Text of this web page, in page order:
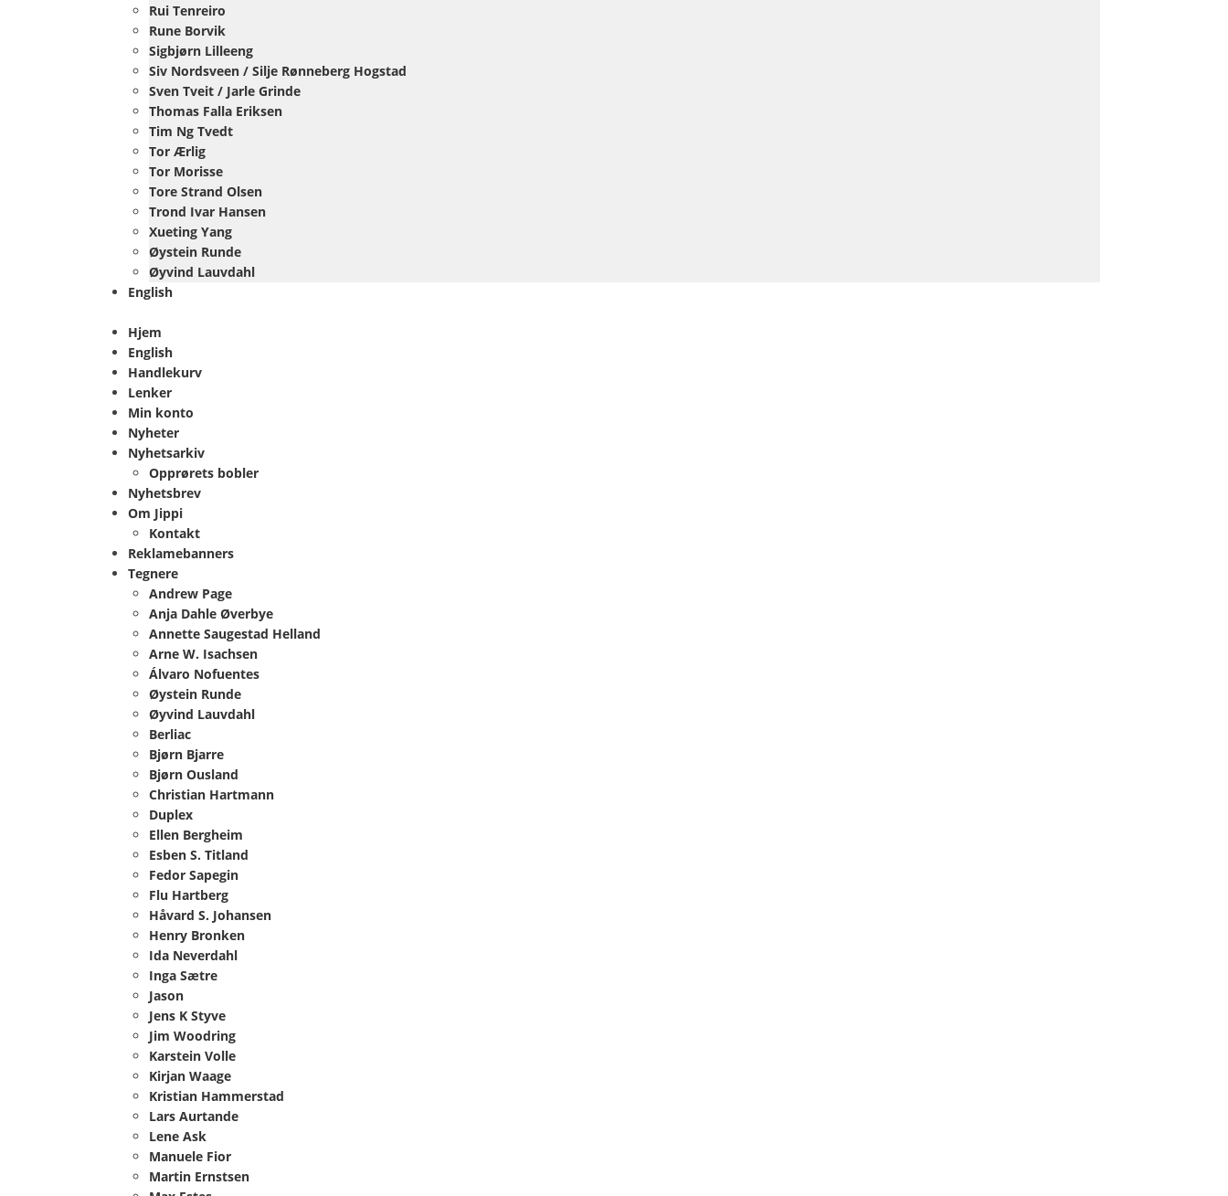
Rui Tenreiro
Rune Borvik
Sigbjørn Lilleeng
Siv Nordsveen / Silje Rønneberg Hogstad
Sven Tveit / Jarle Grinde
Thomas Falla Eriksen
Tim Ng Tvedt
Tor Ærlig
Tor Morisse
Tore Strand Olsen
Trond Ivar Hansen
Xueting Yang
Øystein Runde
Øyvind Lauvdahl
English
Hjem
English
Handlekurv
Lenker
Min konto
Nyheter
Nyhetsarkiv
Opprørets bobler
Nyhetsbrev
Om Jippi
Kontakt
Reklamebanners
Tegnere
Andrew Page
Anja Dahle Øverbye
Annette Saugestad Helland
Arne W. Isachsen
Álvaro Nofuentes
Øystein Runde
Øyvind Lauvdahl
Berliac
Bjørn Bjarre
Bjørn Ousland
Christian Hartmann
Duplex
Ellen Bergheim
Esben S. Titland
Fedor Sapegin
Flu Hartberg
Håvard S. Johansen
Henry Bronken
Ida Neverdahl
Inga Sætre
Jason
Jens K Styve
Jim Woodring
Karstein Volle
Kirjan Waage
Kristian Hammerstad
Lars Aurtande
Lene Ask
Manuele Fior
Martin Ernstsen